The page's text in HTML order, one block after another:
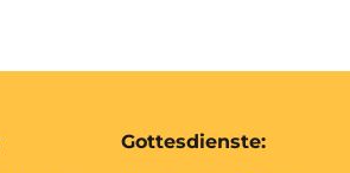
Gottesdienste: